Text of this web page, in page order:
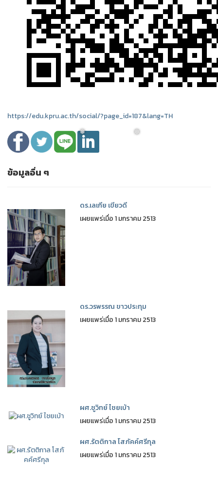
https://edu.kpru.ac.th/social/?page_id=187&lang=TH
ข้อมูลอื่น ๆ
ดร.เลเกีย เขียวดี
เผยแพร่เมื่อ 1 มกราคม 2513
ดร.วรพรรณ ขาวประทุม
เผยแพร่เมื่อ 1 มกราคม 2513
ผศ.ชูวิทย์ ไชยเบ้า
เผยแพร่เมื่อ 1 มกราคม 2513
ผศ.รัตติกาล โสภัคค์ศรีกุล
เผยแพร่เมื่อ 1 มกราคม 2513
❅ ❅